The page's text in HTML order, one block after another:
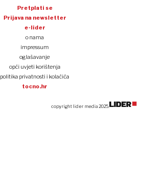
Pretplati se
Prijava na newsletter
e-lider
o nama
impressum
oglašavanje
opći uvjeti korištenja
politika privatnosti i kolačića
tocno.hr
copyright lider media 2025.